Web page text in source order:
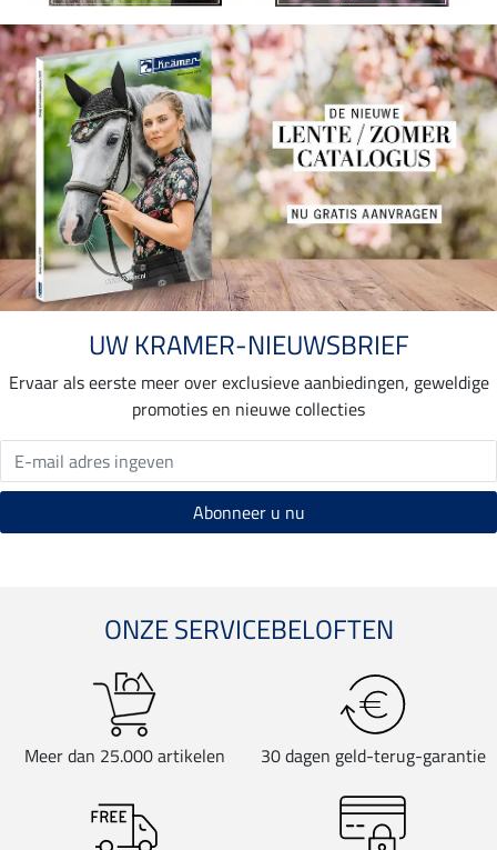
UW KRAMER-NIEUWSBRIEF
Ervaar als eerste meer over exclusieve aanbiedingen, geweldige
promoties en nieuwe collecties
ONZE SERVICEBELOFTEN
Meer dan 25.000 artikelen 30 dagen geld-terug-garantie